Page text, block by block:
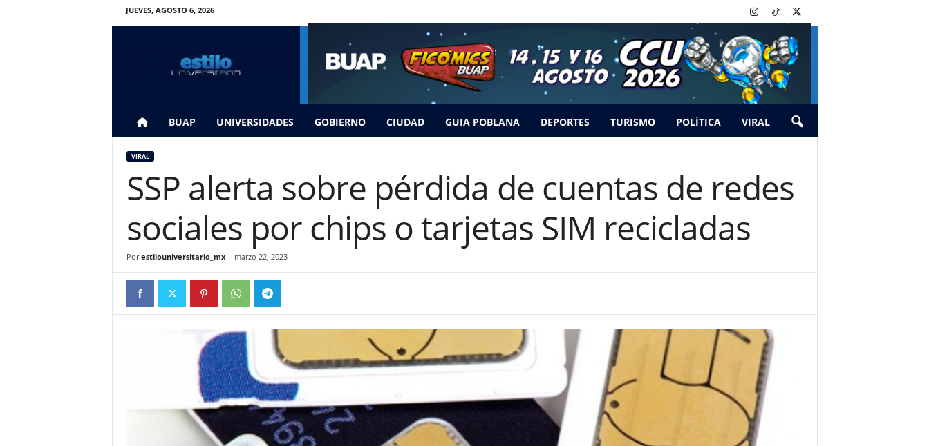
JUEVES, AGOSTO 6, 2026
BUAP UNIVERSIDADES GOBIERNO CIUDAD GUIA POBLANA DEPORTES TURISMO POLÍTICA VIRAL
VIRAL
SSP alerta sobre pérdida de cuentas de redes
sociales por chips o tarjetas SIM recicladas
Por estilouniversitario_mx- marzo 22, 2023